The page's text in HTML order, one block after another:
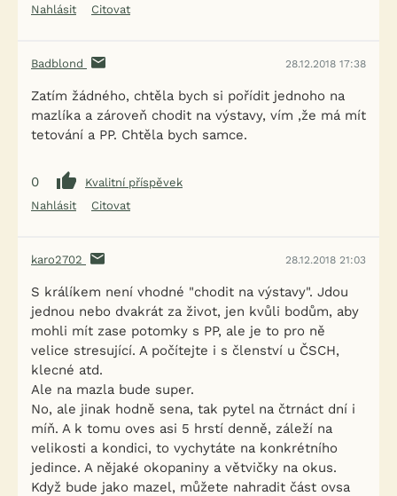
Nahlásit
Citovat
Badblond 28.12.2018 17:38
Zatím žádného, chtěla bych si pořídit jednoho na
mazlíka a zároveň chodit na výstavy, vím ,že má mít
tetování a PP. Chtěla bych samce.
0
Kvalitní příspěvek
Nahlásit
Citovat
karo2702 28.12.2018 21:03
S králíkem není vhodné "chodit na výstavy". Jdou
jednou nebo dvakrát za život, jen kvůli bodům, aby
mohli mít zase potomky s PP, ale je to pro ně
velice stresující. A počítejte i s členství u ČSCH,
klecné atd.
Ale na mazla bude super.
No, ale jinak hodně sena, tak pytel na čtrnáct dní i
míň. A k tomu oves asi 5 hrstí denně, záleží na
velikosti a kondici, to vychytáte na konkrétního
jedince. A nějaké okopaniny a větvičky na okus.
Když bude jako mazel, můžete nahradit část ovsa